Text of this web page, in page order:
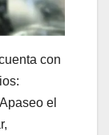
con
el